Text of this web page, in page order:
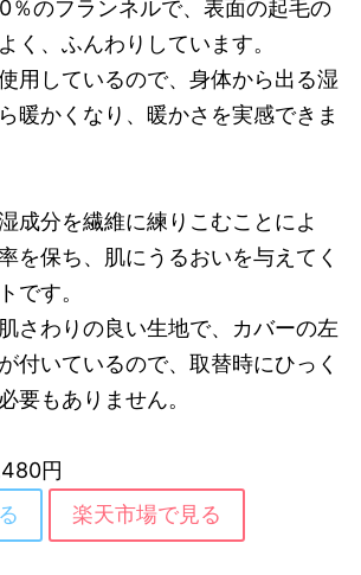
％のフランネルで、表面の起毛の
く、ふんわりしています。
用しているので、身体から出る湿
暖かくなり、暖かさを実感できま
成分を繊維に練りこむことによ
を保ち、肌にうるおいを与えてく
です。
さわりの良い生地で、カバーの左
付いているので、取替時にひっく
要もありません。
円
楽天市場で見る